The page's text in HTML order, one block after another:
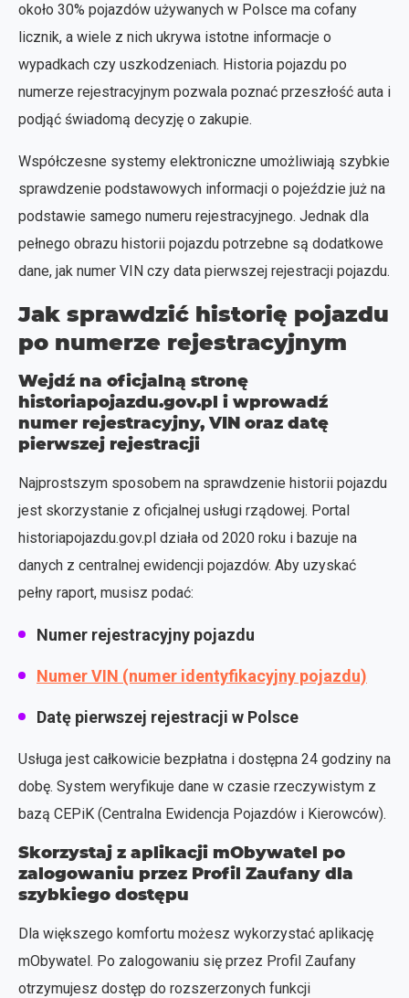
około 30% pojazdów używanych w Polsce ma cofany
licznik, a wiele z nich ukrywa istotne informacje o
wypadkach czy uszkodzeniach. Historia pojazdu po
numerze rejestracyjnym pozwala poznać przeszłość auta i
podjąć świadomą decyzję o zakupie.
Współczesne systemy elektroniczne umożliwiają szybkie
sprawdzenie podstawowych informacji o pojeździe już na
podstawie samego numeru rejestracyjnego. Jednak dla
pełnego obrazu historii pojazdu potrzebne są dodatkowe
dane, jak numer VIN czy data pierwszej rejestracji pojazdu.
Jak sprawdzić historię pojazdu
po numerze rejestracyjnym
Wejdź na oficjalną stronę
historiapojazdu.gov.pl i wprowadź
numer rejestracyjny, VIN oraz datę
pierwszej rejestracji
Najprostszym sposobem na sprawdzenie historii pojazdu
jest skorzystanie z oficjalnej usługi rządowej. Portal
historiapojazdu.gov.pl działa od 2020 roku i bazuje na
danych z centralnej ewidencji pojazdów. Aby uzyskać
pełny raport, musisz podać:
Numer rejestracyjny pojazdu
Numer VIN (numer identyfikacyjny pojazdu)
Datę pierwszej rejestracji w Polsce
Usługa jest całkowicie bezpłatna i dostępna 24 godziny na
dobę. System weryfikuje dane w czasie rzeczywistym z
bazą CEPiK (Centralna Ewidencja Pojazdów i Kierowców).
Skorzystaj z aplikacji mObywatel po
zalogowaniu przez Profil Zaufany dla
szybkiego dostępu
Dla większego komfortu możesz wykorzystać aplikację
mObywatel. Po zalogowaniu się przez Profil Zaufany
otrzymujesz dostęp do rozszerzonych funkcji